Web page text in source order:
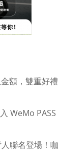
額，雙重好禮
WeMo PASS
聯名登場！咖